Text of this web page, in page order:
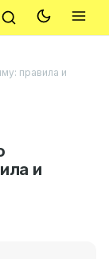
правила и
и